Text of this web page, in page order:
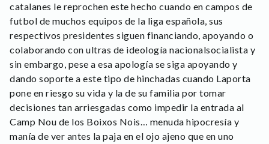
catalanes le reprochen este hecho cuando en campos de
futbol de muchos equipos de la liga española, sus
respectivos presidentes siguen financiando, apoyando o
colaborando con ultras de ideología nacionalsocialista y
sin embargo, pese a esa apología se siga apoyando y
dando soporte a este tipo de hinchadas cuando Laporta
pone en riesgo su vida y la de su familia por tomar
decisiones tan arriesgadas como impedir la entrada al
Camp Nou de los Boixos Nois… menuda hipocresía y
manía de ver antes la paja en el ojo ajeno que en uno